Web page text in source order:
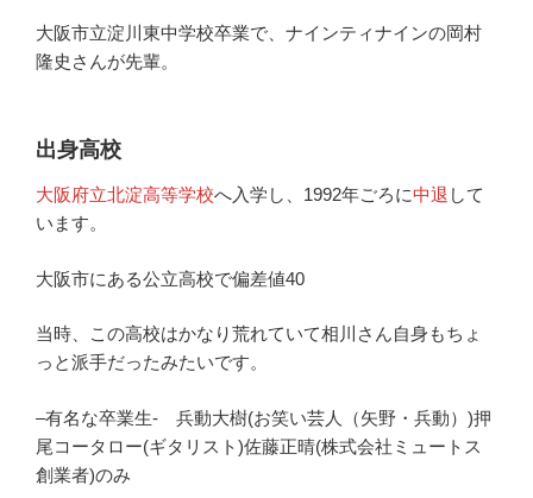
大阪市立淀川東中学校卒業で、ナインティナインの岡村
隆史さんが先輩。
出身高校
大阪府立北淀高等学校へ入学し、1992年ごろに中退 して
います。
大阪市にある公立高校で偏差値40
当時、この高校はかなり荒れていて相川さん自身もちょ
っと派手だったみたいです。
–有名な卒業生- 兵動大樹(お笑い芸人（矢野・兵動）)押
尾コータロー(ギタリスト)佐藤正晴(株式会社ミュートス
創業者)のみ